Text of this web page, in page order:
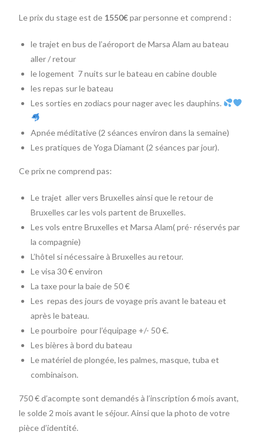
Le prix du stage est de 1550€par personne et comprend :
le trajet en bus de l’aéroport de Marsa Alam au bateau
aller / retour
le logement 7 nuits sur le bateau en cabine double
les repas sur le bateau
Les sorties en zodiacs pour nager avec les dauphins.
Apnée méditative (2 séances environ dans la semaine)
Les pratiques de Yoga Diamant (2 séances par jour).
Ce prix ne comprend pas:
Le trajet aller vers Bruxelles ainsi que le retour de
Bruxelles car les vols partent de Bruxelles.
Les vols entre Bruxelles et Marsa Alam( pré- réservés par
la compagnie)
L’hôtel si nécessaire à Bruxelles au retour.
Le visa 30 € environ
La taxe pour la baie de 50 €
Les repas des jours de voyage pris avant le bateau et
après le bateau.
Le pourboire pour l’équipage +/- 50 €.
Les bières à bord du bateau
Le matériel de plongée, les palmes, masque, tuba et
combinaison.
750 € d’acompte sont demandés à l’inscription 6 mois avant,
le solde 2 mois avant le séjour. Ainsi que la photo de votre
pièce d’identité.